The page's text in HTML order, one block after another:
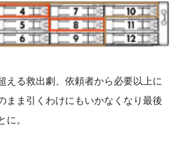
える救出劇、依頼者から必要以上に
まま引くわけにもいかなくなり最後
に。